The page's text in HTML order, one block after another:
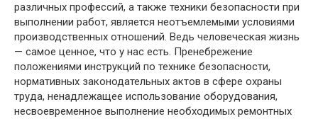
различных профессий, а также техники безопасности при
выполнении работ, является неотъемлемыми условиями
производственных отношений. Ведь человеческая жизнь
— самое ценное, что у нас есть. Пренебрежение
положениями инструкций по технике безопасности,
нормативных законодательных актов в сфере охраны
труда, ненадлежащее использование оборудования,
несвоевременное выполнение необходимых ремонтных